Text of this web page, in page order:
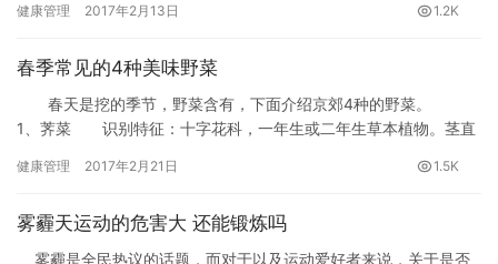
眼下皮肤很薄，因缺铁而形成的青色血管在皮肤下就会显得发黑，
健康管理 2017年2月13日 1.2K
春季常见的4种美味野菜
春天是挖的季节，野菜含有，下面介绍京郊4种的野菜。
1、荠菜 识别特征：十字花科，一年生或二年生草本植物。茎直
到6月。生于农田、路边及荒地。
健康管理 2017年2月21日 1.5K
雾霾天运动的危害大 还能锻炼吗
雾霾是全民热议的话题，而对于以及运动爱好者来说，关于是否